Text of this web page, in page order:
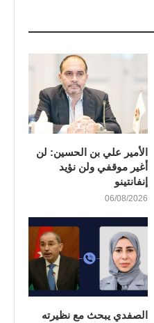
الأمير علي بن الحسين: لن
أغير موقفي ولن نؤيد
إنفانتينو
06/08/2026
الصفدي يبحث مع نظيرته